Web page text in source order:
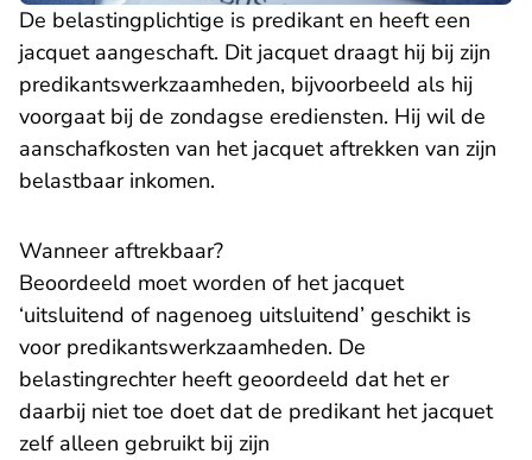
De belastingplichtige is predikant en heeft een
jacquet aangeschaft. Dit jacquet draagt hij bij zijn
predikantswerkzaamheden, bijvoorbeeld als hij
voorgaat bij de zondagse erediensten. Hij wil de
aanschafkosten van het jacquet aftrekken van zijn
belastbaar inkomen.
Wanneer aftrekbaar?
Beoordeeld moet worden of het jacquet
‘uitsluitend of nagenoeg uitsluitend’ geschikt is
voor predikantswerkzaamheden. De
belastingrechter heeft geoordeeld dat het er
daarbij niet toe doet dat de predikant het jacquet
zelf alleen gebruikt bij zijn